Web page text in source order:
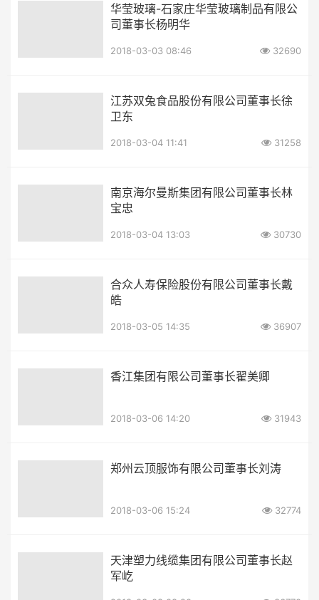
华莹玻璃-石家庄华莹玻璃制品有限公
司董事长杨明华
2018-03-03 08:46 32690
江苏双兔食品股份有限公司董事长徐
卫东
2018-03-04 11:41 31258
南京海尔曼斯集团有限公司董事长林
宝忠
2018-03-04 13:03 30730
合众人寿保险股份有限公司董事长戴
皓
2018-03-05 14:35 36907
香江集团有限公司董事长翟美卿
2018-03-06 14:20 31943
郑州云顶服饰有限公司董事长刘涛
2018-03-06 15:24 32774
天津塑力线缆集团有限公司董事长赵
军屹